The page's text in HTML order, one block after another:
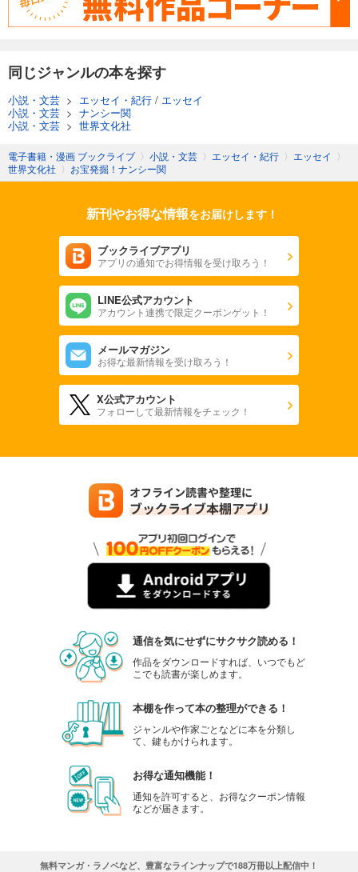
同じジャンルの本を探す
小説・文芸 > エッセイ・紀行 / エッセイ
小説・文芸 > ナンシー関
小説・文芸 > 世界文化社
電子書籍・漫画 ブックライブ 〉 小説・文芸 〉 エッセイ・紀行 〉 エッセイ 〉
世界文化社 〉 お宝発掘！ナンシー関
新刊やお得な情報をお届けします！
ブックライブアプリ
アプリの通知でお得情報を受け取ろう！
LINE公式アカウント
アカウント連携で限定クーポンゲット！
メールマガジン
お得な最新情報を受け取ろう！
X公式アカウント
フォローして最新情報をチェック！
通信を気にせずにサクサク読める！
作品をダウンロードすれば、いつでもど
こでも読書が楽しめます。
本棚を作って本の整理ができる！
ジャンルや作家ごとなどに本を分類し
て、鍵もかけられます。
お得な通知機能！
通知を許可すると、お得なクーポン情報
などが届きます。
無料マンガ・ラノベなど、豊富なラインナップで188万冊以上配信中！